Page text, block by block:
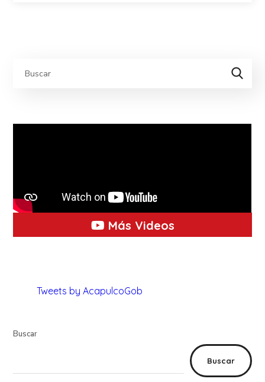
Más Videos
Tweets by AcapulcoGob
Buscar
Buscar